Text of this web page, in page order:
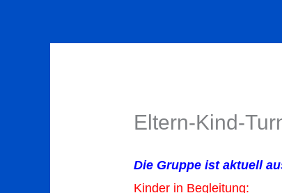
Eltern-Kind-
Die Gruppe ist aktuell
Kinder in Begleitung: